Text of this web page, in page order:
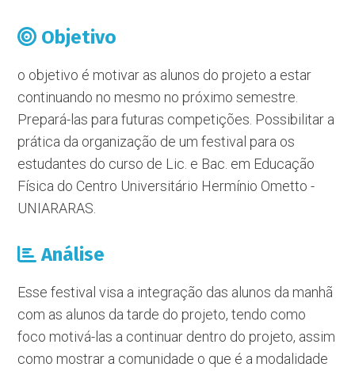
Objetivo
o objetivo é motivar as alunos do projeto a estar
continuando no mesmo no próximo semestre.
Prepará-las para futuras competições. Possibilitar a
prática da organização de um festival para os
estudantes do curso de Lic. e Bac. em Educação
Física do Centro Universitário Hermínio Ometto -
UNIARARAS.
Análise
Esse festival visa a integração das alunos da manhã
com as alunos da tarde do projeto, tendo como
foco motivá-las a continuar dentro do projeto, assim
como mostrar a comunidade o que é a modalidade